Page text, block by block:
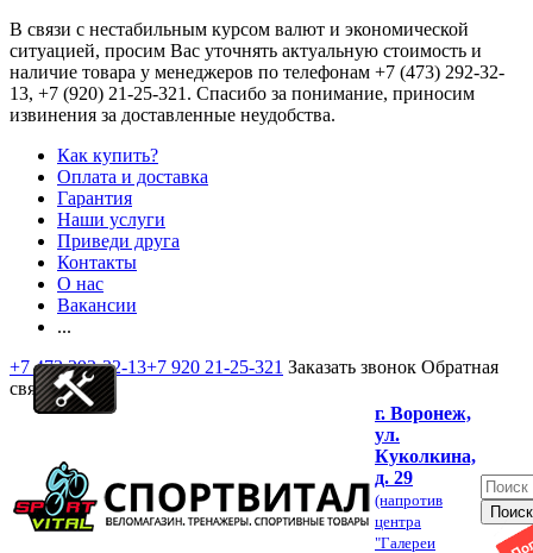
В связи с нестабильным курсом валют и экономической
ситуацией, просим Вас уточнять актуальную стоимость и
наличие товара у менеджеров по телефонам +7 (473) 292-32-
13, +7 (920) 21-25-321 . Спасибо за понимание, приносим
извинения за доставленные неудобства.
Как купить?
Оплата и доставка
Гарантия
Наши услуги
Приведи друга
Контакты
О нас
Вакансии
...
+7 473 292-32-13+7 920 21-25-321 Заказать звонок Обратная
связь
г. Воронеж,
ул.
Куколкина,
д. 29
(напротив
центра
"Галереи